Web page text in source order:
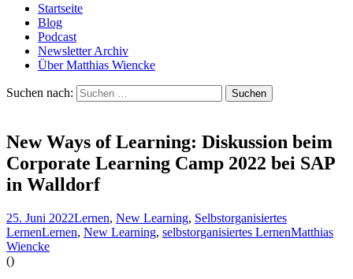
Startseite
Blog
Podcast
Newsletter Archiv
Über Matthias Wiencke
Suchen nach:
New Ways of Learning: Diskussion beim
Corporate Learning Camp 2022 bei SAP
in Walldorf
25. Juni 2022Lernen, New Learning, Selbstorganisiertes
LernenLernen, New Learning, selbstorganisiertes LernenMatthias
Wiencke
()